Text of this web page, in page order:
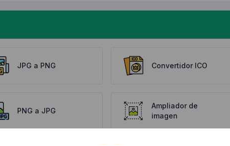
JPG a PNG Convertidor ICO
PNG a JPG
Ampliador de
imagen